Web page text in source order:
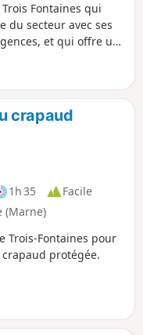
Fontaines qui
du secteur avec ses
et qui offre un
du 29 Août 1944 à
crapaud
1h 35
Facile
(Marne)
Trois-Fontaines pour
protégée.